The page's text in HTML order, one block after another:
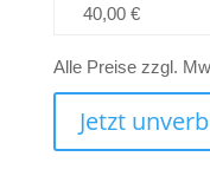
40,00 €
Alle Preise zzgl.
Jetzt